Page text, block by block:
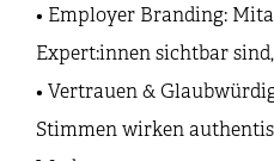
• Employer Branding:
Expert:innen sichtbar
• Vertrauen &
Stimmen wirken